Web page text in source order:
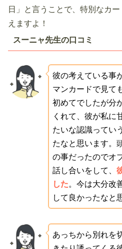
日」と言うことで、特別なカ
えますよ！
スーニャ先生の口コミ
彼の考えている事
マンカードで見て
初めてでしたが分
くれて、彼が私に
たいな認識ってい
たなと思います。
の事だったのでオ
話し合いをして、
した。今は大分改
して良かったなと
あっちから別れを